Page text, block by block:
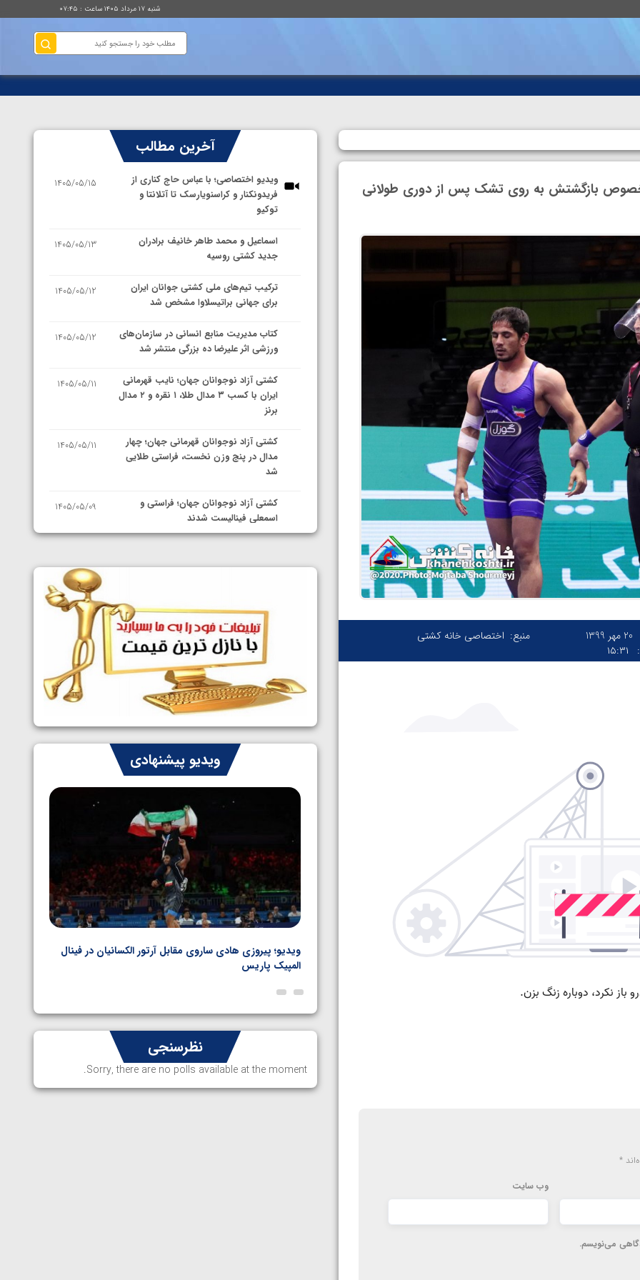
شنبه ۱۷ مرداد ۱۴۰۵ ساعت : ۰۷:۴۵
بازگشتش به روی تشک پس از دوری طولانی
20 مهر 1399
۱۵:۳۱
منبع: اختصاصی خانه کشتی
*
وب‌ سایت
می‌نویسم.
آخرین مطالب
ویدیو اختصاصی؛ با عباس حاج کناری از
فریدونکنار و کراسنویارسک تا آتلانتا و
توکیو
1405/05/15
اسماعیل و محمد طاهر خانیف برادران
جدید کشتی روسیه
1405/05/13
ترکیب تیم‌های ملی کشتی جوانان ایران
برای جهانی براتیسلاوا مشخص شد
1405/05/12
کتاب مدیریت منابع انسانی در سازمان‌های
ورزشی اثر علیرضا ده بزرگی منتشر شد
1405/05/12
کشتی آزاد نوجوانان جهان؛ نایب قهرمانی
ایران با کسب ۳ مدال طلا، ۱ نقره و ۲ مدال
برنز
1405/05/11
کشتی آزاد نوجوانان قهرمانی جهان؛ چهار
مدال در پنج وزن نخست، فراستی طلایی
شد
1405/05/11
کشتی آزاد نوجوانان جهان؛ فراستی و
اسمعلی فینالیست شدند
1405/05/09
نمایندگان ایران مشخص شدند
سوم برای ایران
1405/05/07
ایران چشم به راه چهار مدال در پنج وزن
دوم کشتی فرنگی نوجوانان جهان
1405/05/06
ویدیو پیشنهادی
از
ویدیو؛ صعود حسن یزدانی به فینال المپیک با برتری مقابل
ویدیو؛ پیروزی هادی ساروی مقابل آرتور الکسانیان در فینال
المپیک پاریس
نظرسنجی
Sorry, there are no polls available at the moment.